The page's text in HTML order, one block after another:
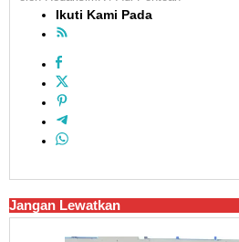
Ikuti Kami Pada
Jangan Lewatkan